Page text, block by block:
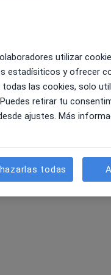
online no está
una cita
utilizar
estadísiticos y ofrecer
las cookies, solo
retirar tu
ajustes. Más
todas